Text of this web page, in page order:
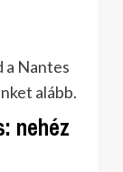
a Nantes
alább.
nehéz